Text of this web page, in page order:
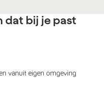
dat bij je past
vanuit eigen omgeving